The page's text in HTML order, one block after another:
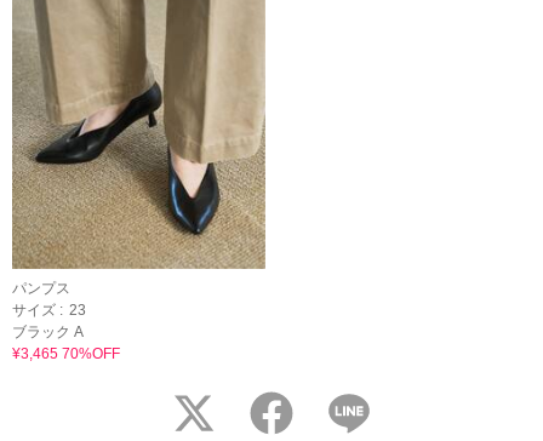
パンプス
サイズ : 23
ブラック A
¥3,465 70%OFF
twitter facebook